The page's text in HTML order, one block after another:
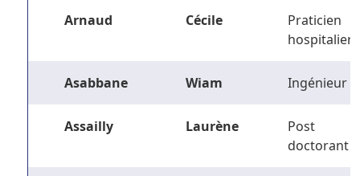
Arnaud Cécile
Praticien
hospitalier
Asabbane Wiam Ingénieur
Assailly Laurène
Post
doctorant